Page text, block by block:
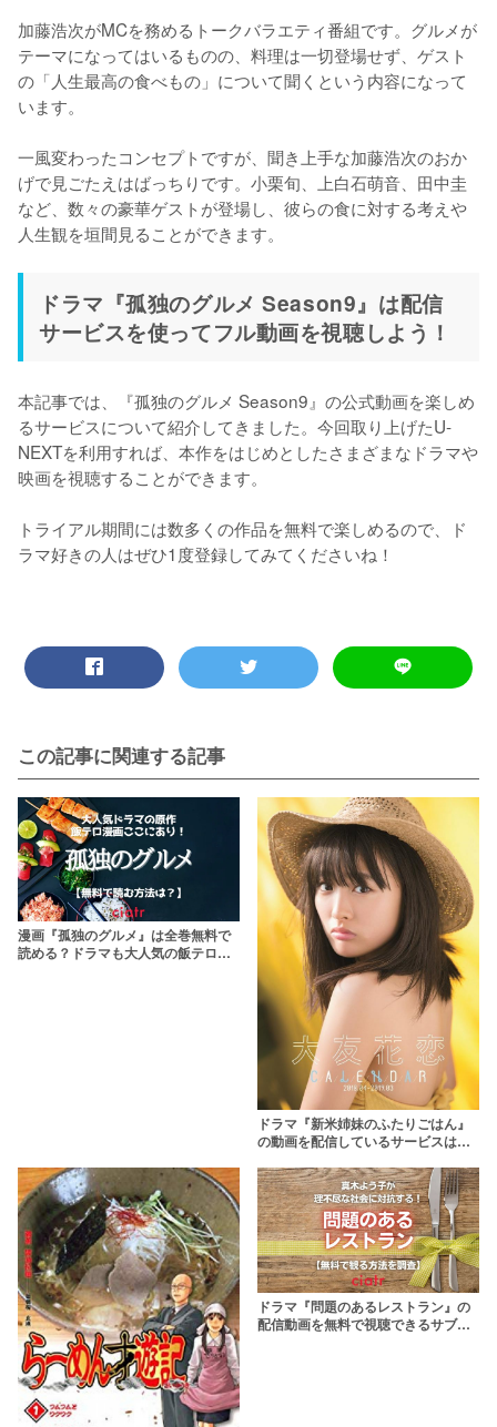
加藤浩次がMCを務めるトークバラエティ番組です。グルメが
テーマになってはいるものの、料理は一切登場せず、ゲスト
の「人生最高の食べもの」について聞くという内容になって
います。
一風変わったコンセプトですが、聞き上手な加藤浩次のおか
げで見ごたえはばっちりです。小栗旬、上白石萌音、田中圭
など、数々の豪華ゲストが登場し、彼らの食に対する考えや
人生観を垣間見ることができます。
ドラマ『孤独のグルメ Season9』は配信
サービスを使ってフル動画を視聴しよう！
本記事では、『孤独のグルメ Season9』の公式動画を楽しめ
るサービスについて紹介してきました。今回取り上げたU-
NEXTを利用すれば、本作をはじめとしたさまざまなドラマや
映画を視聴することができます。
トライアル期間には数多くの作品を無料で楽しめるので、ド
ラマ好きの人はぜひ1度登録してみてくださいね！
この記事に関連する記事
漫画『孤独のグルメ』は全巻無料で
読める？ドラマも大人気の飯テロ漫
ドラマ『新米姉妹のふたりごはん』
の動画を配信しているサービスは？
ドラマ『問題のあるレストラン』の
配信動画を無料で視聴できるサブス